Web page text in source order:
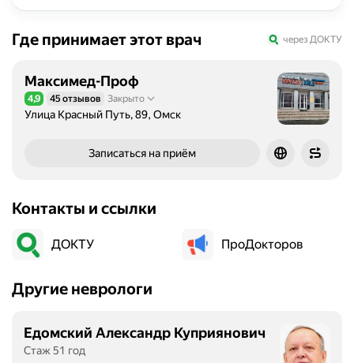
Где принимает этот врач через ДОКТУ
Максимед-Проф
Рейтинг 4,9 из 5
4,9 45 отзывов Закрыто
Улица Красный Путь, 89, Омск
Записаться на приём
Контакты и ссылки
ДОКТУ ПроДокторов
Другие неврологи
Едомский Александр Куприянович
Стаж 51 год